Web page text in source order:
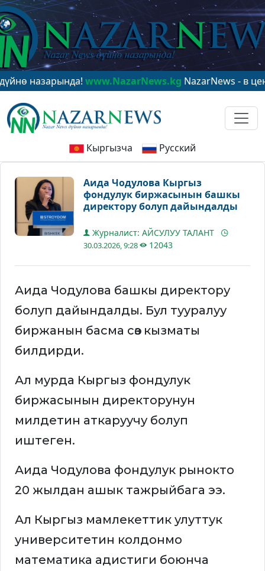
назарында!www.NazarNews.kgNazarNews - в центре
Кыргызча Русский
Аида Чодулова Кыргыз
фондулук биржасынын башкы
директору болуп дайындалды
Журналист: АЙСУЛУУ ТАЛАНТ
30.03.2026, 9:28 12043
Аида Чодулова башкы директору
болуп дайындалды. Бул тууралуу
биржанын басма сөз кызматы
билдирди.
Ал мурда Кыргыз фондулук
биржасынын директорунун
милдетин аткаруучу болуп
иштеген.
Аида Чодулова фондулук рынокто
20 жылдан ашык тажрыйбага ээ.
Ал Кыргыз мамлекеттик улуттук
университетин колдонмо
математика адистиги боюнча